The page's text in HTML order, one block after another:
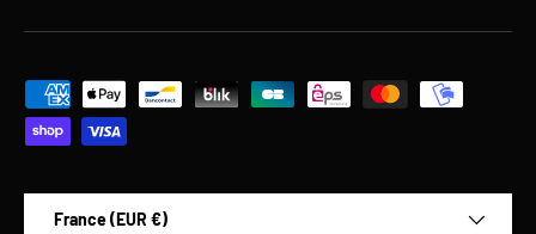
Moyens de paiement acceptés
France (EUR €)